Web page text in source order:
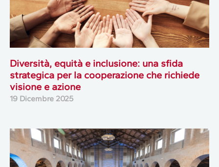
Diversità, equità e inclusione: una sfida
strategica per la cooperazione che richiede
visione e azione
19 Dicembre 2025